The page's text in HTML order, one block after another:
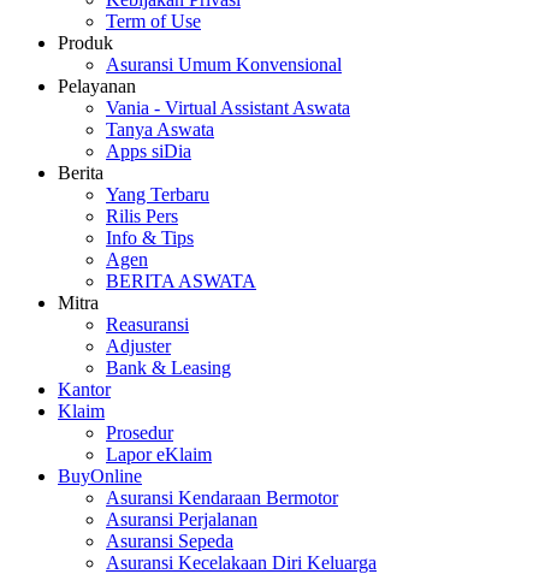
Term of Use
Produk
Asuransi Umum Konvensional
Pelayanan
Vania - Virtual Assistant Aswata
Tanya Aswata
Apps siDia
Berita
Yang Terbaru
Rilis Pers
Info & Tips
Agen
BERITA ASWATA
Mitra
Reasuransi
Adjuster
Bank & Leasing
Kantor
Klaim
Prosedur
Lapor eKlaim
BuyOnline
Asuransi Kendaraan Bermotor
Asuransi Perjalanan
Asuransi Sepeda
Asuransi Kecelakaan Diri Keluarga